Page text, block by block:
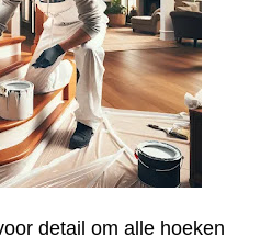
detail om alle hoeken